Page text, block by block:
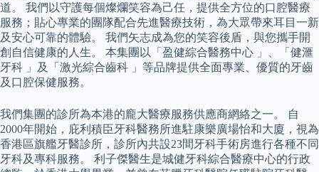
道。 我們以守護每個燦爛笑容為己任，提供全方位的口腔醫療
服務；貼心專業的團隊配合先進醫療技術，為大眾帶來耳目一新
及安心可靠的體驗。 我們矢志成為您的笑容後盾，與您攜手開
創自信健康的人生。 本集團以「盈健綜合醫務中心 」、「健滙
牙科 」及「激光綜合齒科 」等品牌提供全面專業、優質的牙齒
及口腔保健服務。
我們集團的診所為本港的龐大醫療服務供應商網絡之一。 自
2000年開始，庇利積臣牙科醫務所進駐康樂廣場怡和大廈，視為
香港區旗艦牙醫診所，診所內共設23間牙科手術房進行各種不同
牙科及專科服務。 利子傑醫生是城健牙科綜合醫療中心的行政